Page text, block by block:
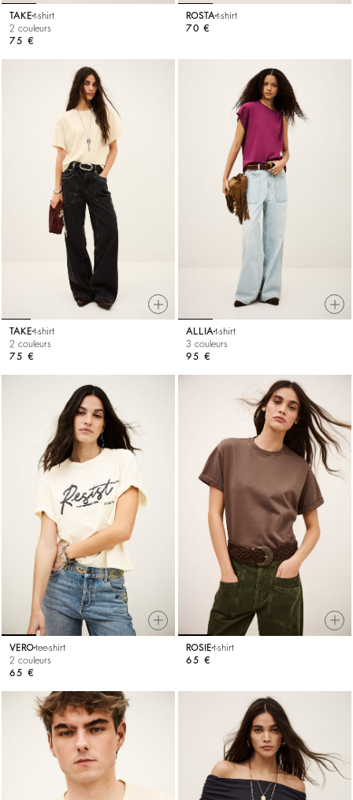
TAKE t-shirt
2 couleurs
75 €
ROSTA t-shirt
70 €
TAKE t-shirt
2 couleurs
75 €
ALLIA t-shirt
3 couleurs
95 €
VEROtee-shirt
2 couleurs
65 €
ROSIE t-shirt
65 €